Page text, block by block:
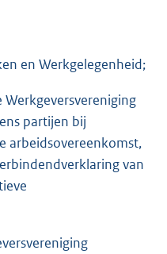
en Werkgelegenheid;
Werkgeversvereniging
partijen bij
arbeidsovereenkomst,
van